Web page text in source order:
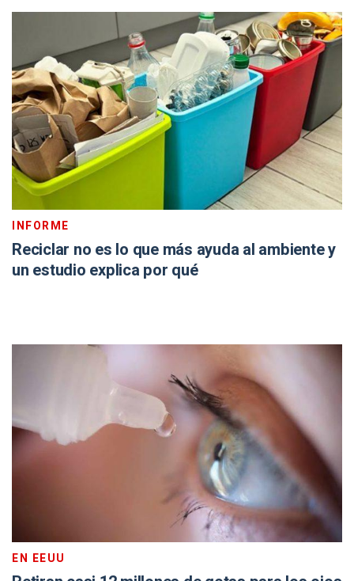
INFORME
Reciclar no es lo que más ayuda al ambiente y
un estudio explica por qué
EN EEUU